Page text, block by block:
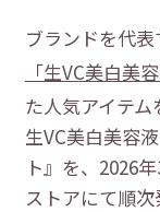
ブランドを代
「生VC美白美容
た人気アイテ
生VC美白美容
ト』を、2026
ストアにて順次
生VC美
美白シ
生VCク
生VCホ
マルチス
フュー
生PDRN
Others
美白ハン
生VCト
生VCリ
リポソ
Special gift
Beauty
My page
Information